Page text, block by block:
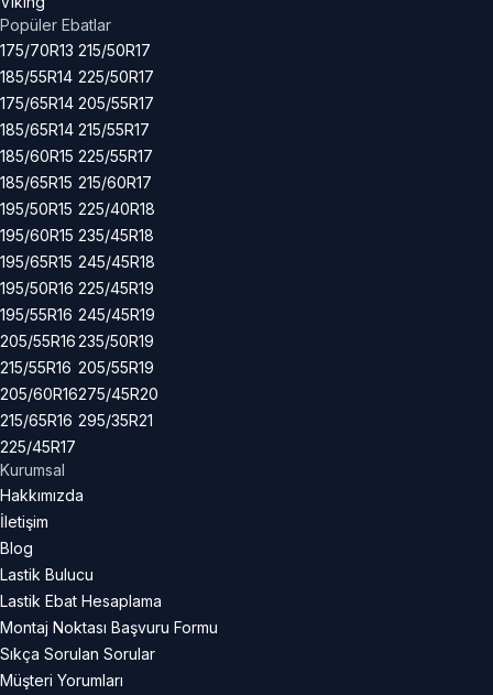
Popüler Ebatlar
175/70R13
185/55R14
175/65R14
185/65R14
185/60R15
185/65R15
195/50R15
195/60R15
195/65R15
195/50R16
195/55R16
205/55R16
215/55R16
205/60R16
215/65R16
225/45R17
215/50R17
225/50R17
205/55R17
215/55R17
225/55R17
215/60R17
225/40R18
235/45R18
245/45R18
225/45R19
245/45R19
235/50R19
205/55R19
275/45R20
295/35R21
Kurumsal
Hakkımızda
İletişim
Blog
Lastik Bulucu
Lastik Ebat Hesaplama
Montaj Noktası Başvuru Formu
Sıkça Sorulan Sorular
Müşteri Yorumları